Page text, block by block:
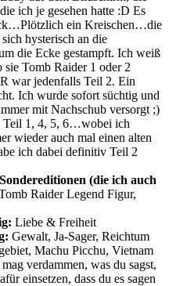
ich je gesehen hatte :D Es
ein Kreischen…die
hysterisch an die
die Ecke gestampft. Ich weiß
Tomb Raider 1 oder 2
war jedenfalls Teil 2. Ein
Ich wurde sofort süchtig und
mit Nachschub versorgt ;)
Teil 1, 4, 5, 6…wobei ich
wieder auch mal einen alten
ich dabei definitiv Teil 2
(die ich auch
Raider Legend Figur,
Liebe & Freiheit
Gewalt, Ja-Sager, Reichtum
Machu Picchu, Vietnam
verdammen, was du sagst,
einsetzen, dass du es sagen